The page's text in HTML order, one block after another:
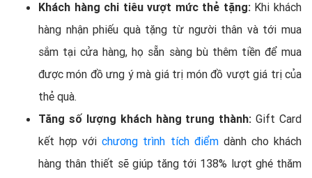
Khách hàng chi tiêu vượt mức thẻ tặng:Khi khách
hàng nhận phiếu quà tặng từ người thân và tới mua
sắm tại cửa hàng, họ sẵn sàng bù thêm tiền để mua
được món đồ ưng ý mà giá trị món đồ vượt giá trị của
thẻ quà.
Tăng số lượng khách hàng trung thành: Gift Card
kết hợp vớichương trình tích điểmdành cho khách
hàng thân thiết sẽ giúp tăng tới 138% lượt ghé thăm